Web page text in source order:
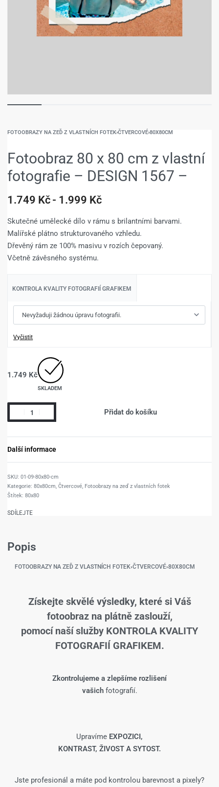
FOTOOBRAZY NA ZEĎ Z VLASTNÍCH FOTEK›ČTVERCOVÉ›80X80CM
Fotoobraz 80 x 80 cm z vlastní
fotografie – DESIGN 1567 –
1.749 Kč 1.999 Kč
Skutečné umělecké dílo v rámu s brilantními barvami.
Malířské plátno strukturovaného vzhledu.
Dřevěný rám ze 100% masivu v rozích čepovaný.
Včetně závěsného systému.
KONTROLA KVALITY FOTOGRAFIÍ GRAFIKEM
Vyčistit
1.749 Kč
SKLADEM
Přidat do košíku
Další informace
01-09-80x80-cm
Kategorie: 80x80cm, Čtvercové, Fotoobrazy na zeď z vlastních fotek
Štítek: 80x80
SDÍLEJTE
Popis
FOTOOBRAZY NA ZEĎ Z VLASTNÍCH FOTEK›ČTVERCOVÉ›80X80CM
Získejte skvělé výsledky, které si Váš
fotoobraz na plátně zaslouží,
pomocí naší služby KONTROLA KVALITY
FOTOGRAFIÍ GRAFIKEM.
Zkontrolujeme a zlepšíme rozlišení
vašich fotografií.
Upravíme EXPOZICI,
KONTRAST, ŽIVOST A SYTOST.
Jste profesionál a máte pod kontrolou barevnost a pixely?